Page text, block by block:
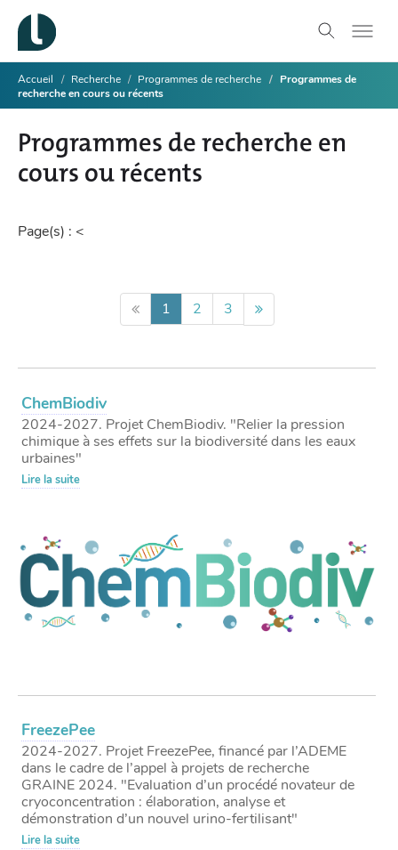
Accueil Recherche Programmes de recherche
Programmes de
recherche en cours ou récents
Programmes de recherche en
cours ou récents
Page(s) : <
1 2 3
ChemBiodiv
2024-2027. Projet ChemBiodiv. "Relier la pression
chimique à ses effets sur la biodiversité dans les eaux
urbaines"
Lire la suite
FreezePee
2024-2027. Projet FreezePee, financé par l’ADEME
dans le cadre de l’appel à projets de recherche
GRAINE 2024. "Evaluation d’un procédé novateur de
cryoconcentration : élaboration, analyse et
démonstration d’un nouvel urino-fertilisant"
Lire la suite